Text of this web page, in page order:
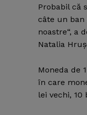
Probabil că
câte un
noastre“, a
Natalia
Moneda de
în care
lei vechi, 10